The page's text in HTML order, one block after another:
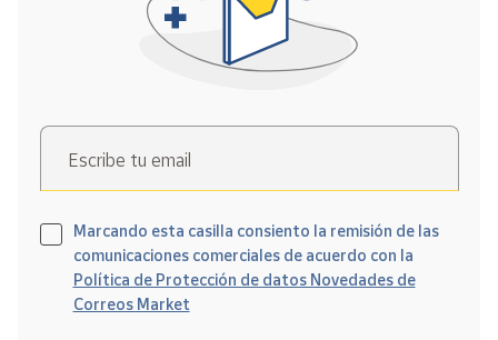
Escribe tu email
Marcando esta casilla consiento la remisión de las
comunicaciones comerciales de acuerdo con la
Política de Protección de datos Novedades de
Correos Market